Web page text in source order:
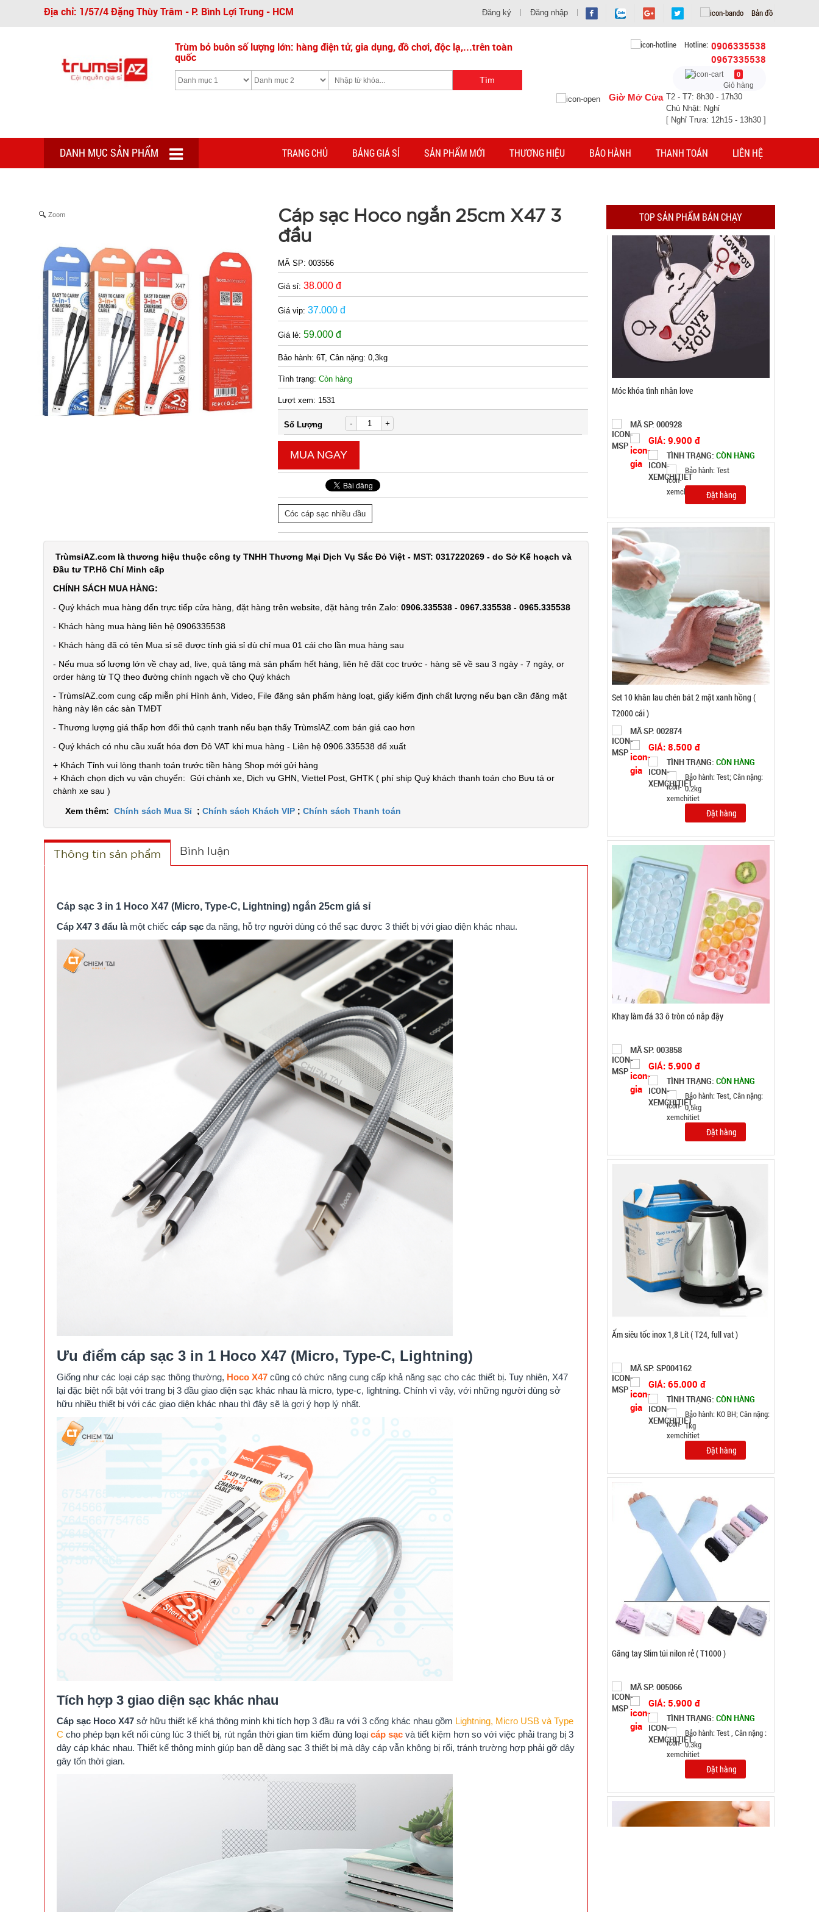
Địa chỉ: 1/57/4 Đặng Thùy Trâm - P. Bình Lợi Trung - HCM Bản đồ
Đăng ký Đăng nhập
Trùm bỏ buôn số lượng lớn: hàng điện tử, gia dụng, đồ chơi, độc lạ,...trên toàn
quốc
Hotline: 0906335538
0967335538
0
Giỏ hàng
Giờ Mở Cửa T2 - T7: 8h30 - 17h30
Chủ Nhật: Nghỉ
[ Nghỉ Trưa: 12h15 - 13h30 ]
DANH MỤC SẢN PHẨM TRANG CHỦ BẢNG GIÁ SỈ SẢN PHẨM MỚI THƯƠNG HIỆU BẢO HÀNH THANH TOÁN LIÊN HỆ
Zoom
Cáp sạc Hoco ngắn 25cm X47 3
đầu
MÃ SP:003556
Giá sỉ:38.000 đ
Giá vip:37.000 đ
Giá lẻ:59.000 đ
Bảo hành:6T, Cân nặng: 0,3kg
Tình trạng:Còn hàng
Lượt xem: 1531
Số Lượng - +
MUA NGAY
Cóc cáp sạc nhiều đầu
TrùmsỉAZ.com là thương hiệu thuộc công ty TNHH Thương Mại Dịch Vụ Sắc Đỏ Việt - MST: 0317220269 - do Sở Kế hoạch và
Đầu tư TP.Hồ Chí Minh cấp
CHÍNH SÁCH MUA HÀNG:
- Quý khách mua hàng đến trực tiếp cửa hàng, đặt hàng trên website, đặt hàng trên Zalo: 0906.335538 - 0967.335538 - 0965.335538
- Khách hàng mua hàng liên hệ 0906335538
- Khách hàng đã có tên Mua sỉ sẽ được tính giá sỉ dù chỉ mua 01 cái cho lần mua hàng sau
- Nếu mua số lượng lớn về chạy ad, live, quà tặng mà sản phẩm hết hàng, liên hệ đặt cọc trước - hàng sẽ về sau 3 ngày - 7 ngày, or
order hàng từ TQ theo đường chính ngạch về cho Quý khách
- TrùmsỉAZ.com cung cấp miễn phí Hình ảnh, Video, File đăng sản phẩm hàng loạt, giấy kiểm định chất lượng nếu bạn cần đăng mặt
hàng này lên các sàn TMĐT
- Thương lượng giá thấp hơn đối thủ cạnh tranh nếu bạn thấy TrùmsỉAZ.com bán giá cao hơn
- Quý khách có nhu cầu xuất hóa đơn Đỏ VAT khi mua hàng - Liên hệ 0906.335538 để xuất
+ Khách Tỉnh vui lòng thanh toán trước tiền hàng Shop mới gửi hàng
+ Khách chọn dịch vụ vận chuyển: Gửi chành xe, Dịch vụ GHN, Viettel Post, GHTK ( phí ship Quý khách thanh toán cho Bưu tá or
chành xe sau )
Xem thêm: Chính sách Mua Sỉ ; Chính sách Khách VIP ; Chính sách Thanh toán
Thông tin sản phẩm Bình luận
Cáp sạc 3 in 1 Hoco X47 (Micro, Type-C, Lightning) ngắn 25cm giá sỉ
Cáp X47 3 đẩu là một chiếc cáp sạc đa năng, hỗ trợ người dùng có thể sạc được 3 thiết bị với giao diện khác nhau.
Ưu điểm cáp sạc 3 in 1 Hoco X47 (Micro, Type-C, Lightning)
Giống như các loại cáp sạc thông thường, Hoco X47 cũng có chức năng cung cấp khả năng sạc cho các thiết bị. Tuy nhiên, X47
lại đặc biệt nổi bật với trang bị 3 đầu giao diện sạc khác nhau là micro, type-c, lightning. Chính vì vậy, với những người dùng sở
hữu nhiều thiết bị với các giao diện khác nhau thì đây sẽ là gợi ý hợp lý nhất.
Tích hợp 3 giao diện sạc khác nhau
Cáp sạc Hoco X47 sở hữu thiết kế khá thông minh khi tích hợp 3 đầu ra với 3 cổng khác nhau gồm Lightning, Micro USB và Type
C cho phép bạn kết nối cùng lúc 3 thiết bị, rút ngắn thời gian tìm kiếm đúng loại cáp sạc và tiết kiệm hơn so với việc phải trang bị 3
dây cáp khác nhau. Thiết kế thông minh giúp bạn dễ dàng sạc 3 thiết bị mà dây cáp vẫn không bị rối, tránh trường hợp phải gỡ dây
gây tốn thời gian.
TOP SẢN PHẨM BÁN CHẠY
Móc khóa tình nhân love
MÃ SP: 000928
GIÁ: 9.900 đ
TÌNH TRẠNG:CÒN HÀNG
Bảo hành: Test
Set 10 khăn lau chén bát 2 mặt xanh hồng (
T2000 cái )
GIÁ: 8.500 đ
TÌNH TRẠNG:
Bảo hành: Test; Cân nặng:
0.2kg
Đặt hàng
Khay làm đá 33 ô tròn có nắp đậy
MÃ SP: 003858
GIÁ: 5.900 đ
TÌNH TRẠNG: CÒN HÀNG
Bảo hành: Test, Cân nặng:
0,5kg
Đặt hàng
Ấm siêu tốc inox 1,8 Lít ( T24, full vat )
MÃ SP: SP004162
GIÁ: 65.000 đ
TÌNH TRẠNG: CÒN HÀNG
Bảo hành: KO BH; Cân nặng:
1kg
Đặt hàng
Găng tay Slim túi nilon rẻ ( T1000 )
MÃ SP: 005066
GIÁ: 5.900 đ
TÌNH TRẠNG: CÒN HÀNG
Bảo hành: Test , Cân nặng :
0.3kg
Đặt hàng
Ly thủy tinh hổ phách Gorgous 420ml
MÃ SP: 003967
GIÁ: 11.900 đ
TÌNH TRẠNG: CÒN HÀNG
Bảo hành: Test, Cân nặng:
0,2kg
Đặt hàng